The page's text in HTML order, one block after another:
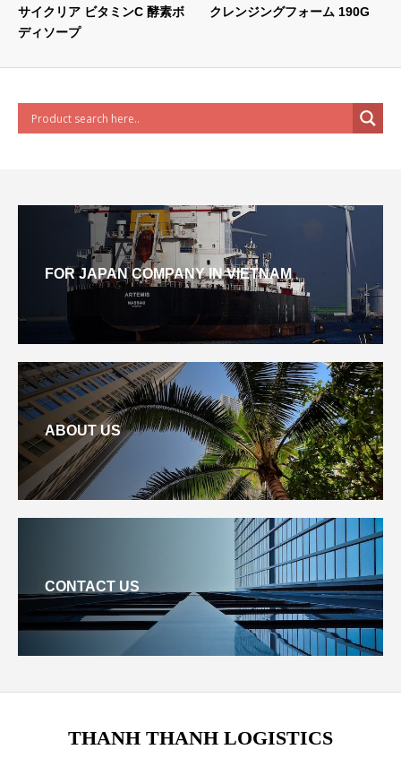
サイクリア ビタミンC 酵素ボ
ディソープ
クレンジングフォーム 190G
FOR JAPAN COMPANY IN VIETNAM
ABOUT US
CONTACT US
THANH THANH LOGISTICS